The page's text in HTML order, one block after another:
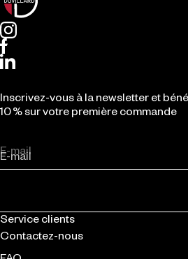
Inscrivez-vous à la newsletter et
10 % sur votre première commande
E-mail
Service clients
Contactez-nous